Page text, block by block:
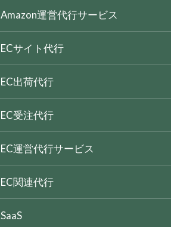
Amazon運営代行サービス
ECサイト代行
EC出荷代行
EC受注代行
EC運営代行サービス
EC関連代行
SaaS